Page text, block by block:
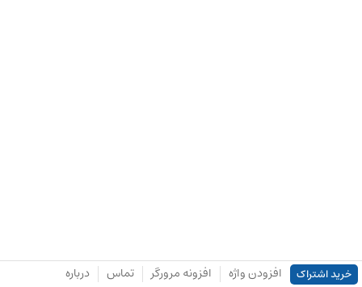
خرید اشتراک افزودن واژه افزونه مرورگر تماس درباره